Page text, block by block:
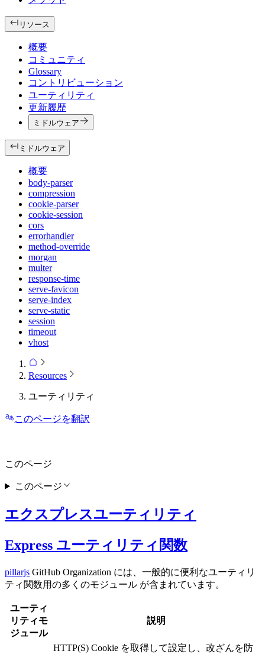
リソース
概要
コミュニティ
Glossary
コントリビューション
ユーティリティ
更新履歴
ミドルウェア
ミドルウェア
概要
body-parser
compression
cookie-parser
cookie-session
cors
errorhandler
method-override
morgan
multer
response-time
serve-favicon
serve-index
serve-static
session
timeout
vhost
Resources
ユーティリティ
このページを翻訳
エクスプレスユーティリティ
Express ユーティリティ関数
pillarjs GitHub Organization には、一般的に便利なユーティリ
ティ関数用の多くのモジュール が含まれています。
ユーティ
リティモ
ジュール
説明
HTTP(S) Cookie を取得して設定し、改ざんを防
このページ
このページ